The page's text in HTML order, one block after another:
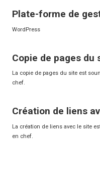
Plate-forme de
WordPress
Copie de pages du
La copie de pages du site est
chef.
Création de liens
La création de liens avec le site
en chef.